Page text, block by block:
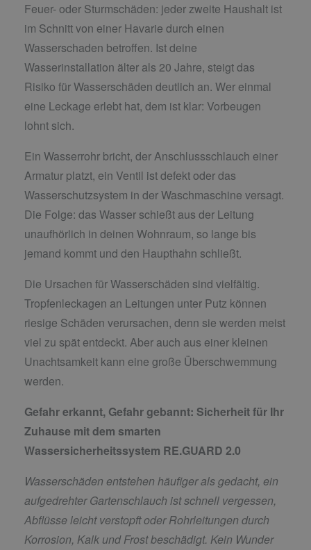
Feuer- oder Sturmschäden: jeder zweite Haushalt ist
im Schnitt von einer Havarie durch einen
Wasserschaden betroffen. Ist deine
Wasserinstallation älter als 20 Jahre, steigt das
Risiko für Wasserschäden deutlich an. Wer einmal
eine Leckage erlebt hat, dem ist klar: Vorbeugen
lohnt sich.
Ein Wasserrohr bricht, der Anschlussschlauch einer
Armatur platzt, ein Ventil ist defekt oder das
Wasserschutzsystem in der Waschmaschine versagt.
Die Folge: das Wasser schießt aus der Leitung
unaufhörlich in deinen Wohnraum, so lange bis
jemand kommt und den Haupthahn schließt.
Die Ursachen für Wasserschäden sind vielfältig.
Tropfenleckagen an Leitungen unter Putz können
riesige Schäden verursachen, denn sie werden meist
viel zu spät entdeckt. Aber auch aus einer kleinen
Unachtsamkeit kann eine große Überschwemmung
werden.
Gefahr erkannt, Gefahr gebannt: Sicherheit für Ihr
Zuhause mit dem smarten
Wassersicherheitssystem RE.GUARD 2.0
Wasserschäden entstehen häufiger als gedacht, ein
aufgedrehter Gartenschlauch ist schnell vergessen,
Abflüsse leicht verstopft oder Rohrleitungen durch
Korrosion, Kalk und Frost beschädigt. Kein Wunder